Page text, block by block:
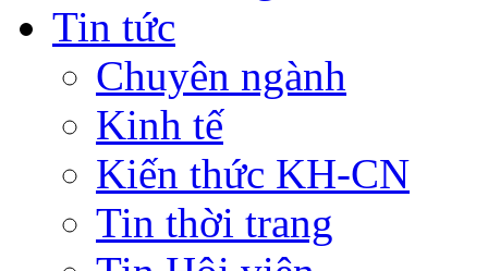
Tin tức
Chuyên ngành
Kinh tế
Kiến thức KH-CN
Tin thời trang